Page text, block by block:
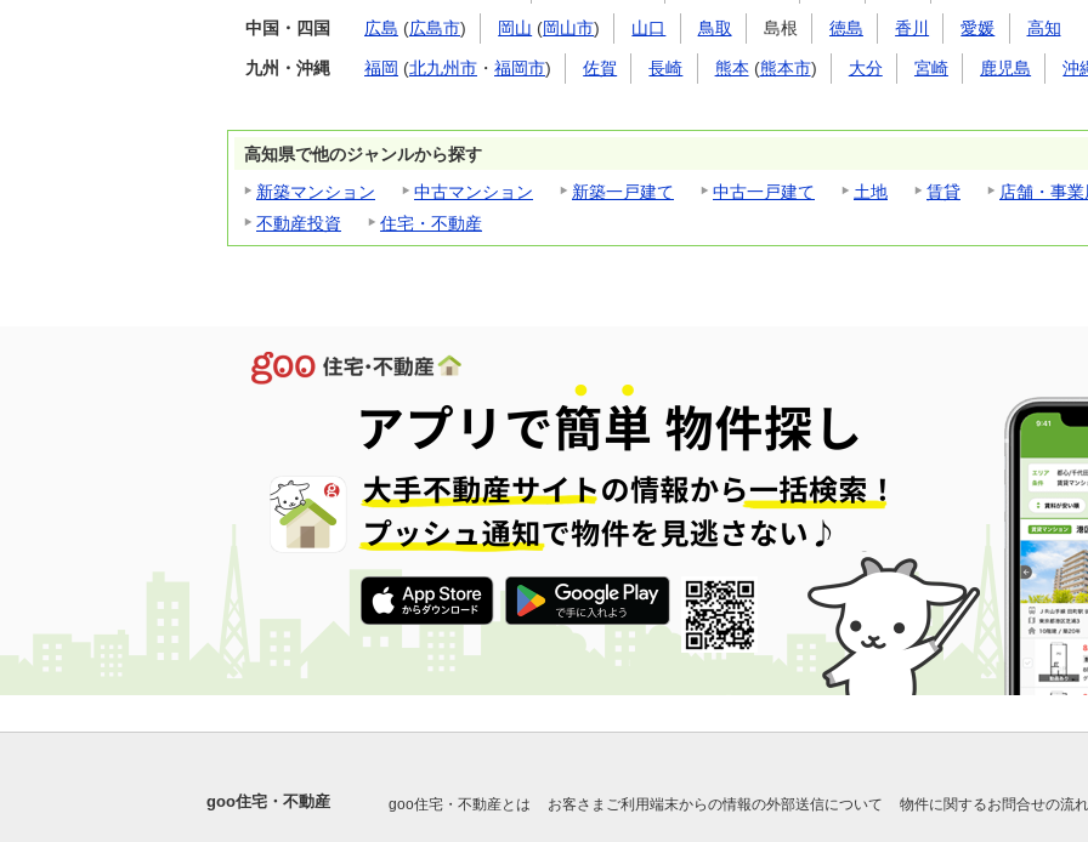
中国・四国 広島 (広島市) 岡山 (岡山市) 山口 鳥取 島根 徳島 香川 愛媛 高知
九州・沖縄 福岡 (北九州市 ・ 福岡市) 佐賀 長崎 熊本 (熊本市) 大分 宮崎 鹿児島 沖
高知県で他のジャンルから探す
新築マンション
中古マンション 新築一戸建て 中古一戸建て 土地 賃貸
店舗・事業
不動産投資
住宅・不動産
goo住宅・不動産 goo住宅・不動産とは お客さまご利用端末からの情報の外部送信について 物件に関するお問合せの流れ